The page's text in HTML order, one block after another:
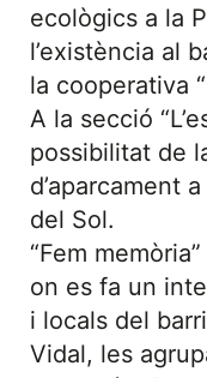
ecològics a la
l’existència al
la cooperativa
A la secció
possibilitat de
d’aparcament
del Sol.
“Fem
on es fa un
i locals del
Vidal, les